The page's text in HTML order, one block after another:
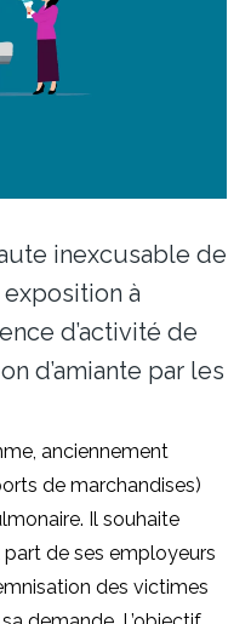
inexcusable de
à
d’activité de
d’amiante par les
anciennement
de marchandises)
Il souhaite
part de ses employeurs
des victimes